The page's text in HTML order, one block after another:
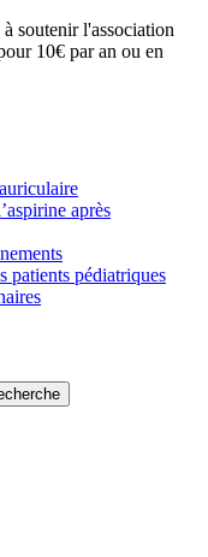
soutenir l'association
10€ par an ou en
après
patients pédiatriques